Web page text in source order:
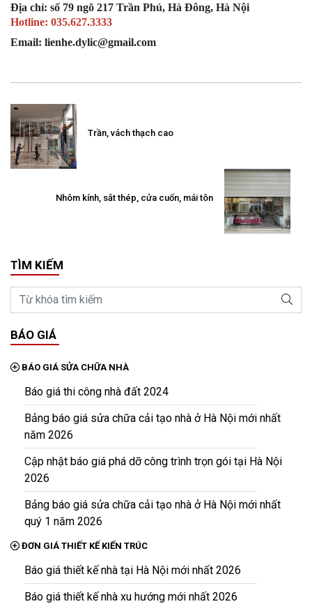
TÌM KIẾM
BÁO GIÁ
BÁO GIÁ SỬA CHỮA NHÀ
Báo giá thi công nhà đất 2024
Bảng báo giá sửa chữa cải tạo nhà ở Hà Nội mới nhất
năm 2026
Cập nhật báo giá phá dỡ công trình trọn gói tại Hà Nội
2026
Bảng báo giá sửa chữa cải tạo nhà ở Hà Nội mới nhất
quý 1 năm 2026
ĐƠN GIÁ THIẾT KẾ KIẾN TRÚC
Báo giá thiết kế nhà tại Hà Nội mới nhất 2026
Báo giá thiết kế nhà xu hướng mới nhất 2026
Địa chỉ: số 79 ngõ 217 Trần Phú, Hà Đông, Hà Nội
Hotline: 035.627.3333
Email: lienhe.dylic@gmail.com
Trần, vách thạch cao
Nhôm kính, sắt thép, cửa cuốn, mái tôn